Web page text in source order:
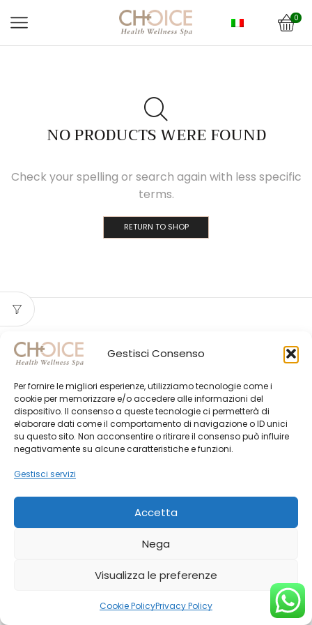
Gestisci Consenso
Per fornire le migliori esperienze, utilizziamo tecnologie come i
cookie per memorizzare e/o accedere alle informazioni del
dispositivo. Il consenso a queste tecnologie ci permetterà di
elaborare dati come il comportamento di navigazione o ID unici
su questo sito. Non acconsentire o ritirare il consenso può influire
negativamente su alcune caratteristiche e funzioni.
Gestisci servizi
Accetta
Nega
Visualizza le preferenze
Cookie PolicyPrivacy Policy
0
NO PRODUCTS WERE FOUND
Check your spelling or search again with less specific
terms.
RETURN TO SHOP
Gli Ultimi Post
Choice Shop Newsletter
© Created by Morphing ADV